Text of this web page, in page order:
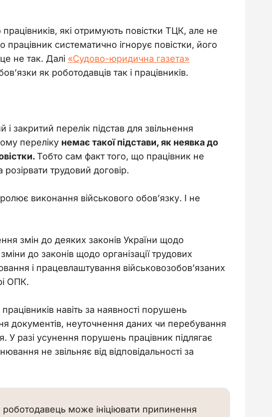
які отримують повістки ТЦК, але не
систематично ігнорує повістки, його
не так. Далі «Судово-юридична газета»
як роботодавців так і працівників.
закритий перелік підстав для звільнення
переліку немає такої підстави, як неявка до
Тобто сам факт того, що працівник не
трудовий договір.
виконання військового обов’язку. І не
змін до деяких законів України щодо
зміни до законів щодо організації трудових
і працевлаштування військовозобов’язаних
ОПК.
навіть за наявності порушень
документів, неуточнення даних чи перебування
разі усунення порушень працівник підлягає
не звільняє від відповідальності за
може ініціювати припинення